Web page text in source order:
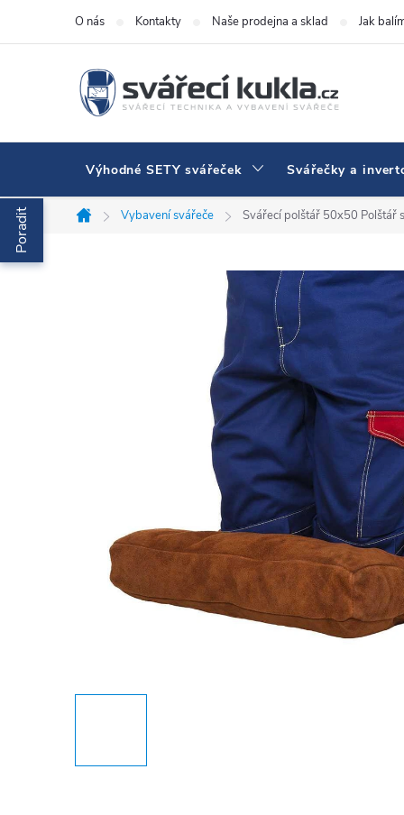
Přejít na obsahO nás Kontakty Naše prodejna a sklad Jak
Výhodné SETY svářeček Svářečky a
Domů
Vybavení svářeče Svářecí polštář 50x50 Polštář
Poradit